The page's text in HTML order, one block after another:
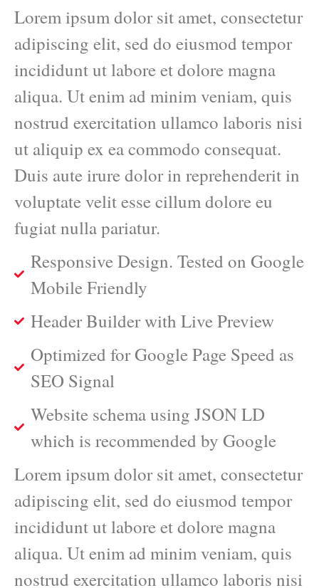
Lorem ipsum dolor sit amet, consectetur
adipiscing elit, sed do eiusmod tempor
incididunt ut labore et dolore magna
aliqua. Ut enim ad minim veniam, quis
nostrud exercitation ullamco laboris nisi
ut aliquip ex ea commodo consequat.
Duis aute irure dolor in reprehenderit in
voluptate velit esse cillum dolore eu
fugiat nulla pariatur.
Responsive Design. Tested on Google
Mobile Friendly
Header Builder with Live Preview
Optimized for Google Page Speed as
SEO Signal
Website schema using JSON LD
which is recommended by Google
Lorem ipsum dolor sit amet, consectetur
adipiscing elit, sed do eiusmod tempor
incididunt ut labore et dolore magna
aliqua. Ut enim ad minim veniam, quis
nostrud exercitation ullamco laboris nisi